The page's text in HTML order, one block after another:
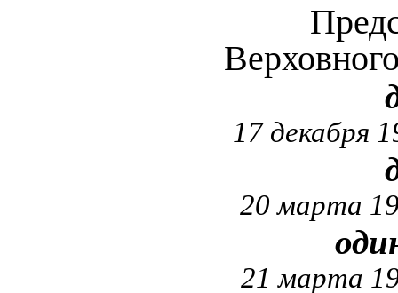
17 декабря
20 марта
21 марта